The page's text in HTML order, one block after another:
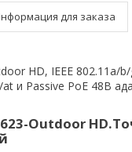
для заказа
HD, IEEE 802.11a/
и Passive PoE 48В
Outdoor